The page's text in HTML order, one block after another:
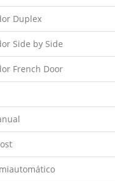
Duplex
Side by Side
French Door